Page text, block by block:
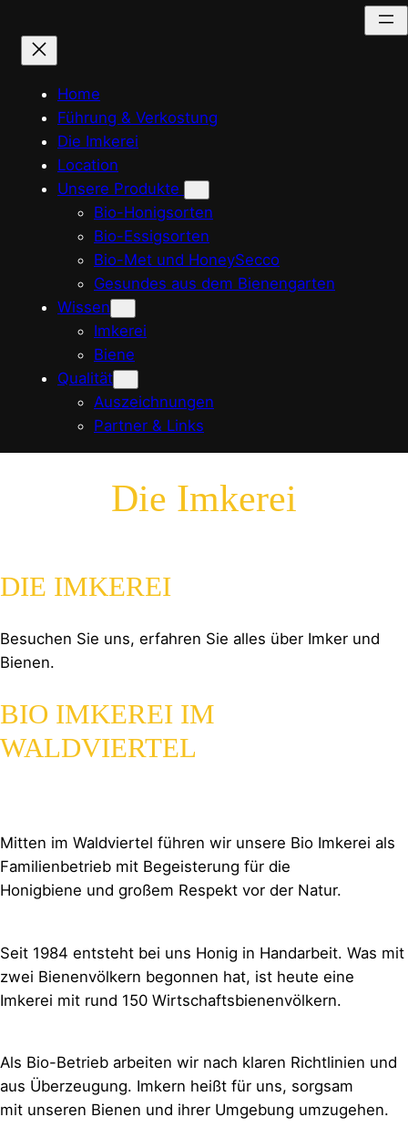
Inhalt
springen
Home
Führung & Verkostung
Die Imkerei
Location
Unsere Produkte
Bio-Honigsorten
Bio-Essigsorten
Bio-Met und HoneySecco
Gesundes aus dem Bienengarten
Wissen
Imkerei
Biene
Qualität
Auszeichnungen
Partner & Links
Die Imkerei
DIE IMKEREI
Besuchen Sie uns, erfahren Sie alles über Imker und
Bienen.
BIO IMKEREI IM
WALDVIERTEL
Mitten im Waldviertel führen wir unsere Bio Imkerei als
Familienbetrieb mit Begeisterung für die
Honigbiene und großem Respekt vor der Natur.
Seit 1984 entsteht bei uns Honig in Handarbeit. Was mit
zwei Bienenvölkern begonnen hat, ist heute eine
Imkerei mit rund 150 Wirtschaftsbienenvölkern.
Als Bio-Betrieb arbeiten wir nach klaren Richtlinien und
aus Überzeugung. Imkern heißt für uns, sorgsam
mit unseren Bienen und ihrer Umgebung umzugehen.